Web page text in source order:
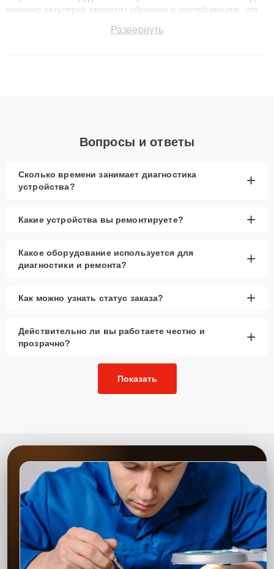
инженер регулярно проходит обучение и сертификацию, что
восстанавливать технику с сохранением гарантии до 3 лет.
Развернуть
Вопросы и ответы
Сколько времени занимает диагностика
устройства?
+
Какие устройства вы ремонтируете? +
Какое оборудование используется для
диагностики и ремонта?
+
Как можно узнать статус заказа? +
Действительно ли вы работаете честно и
прозрачно?
+
Показать